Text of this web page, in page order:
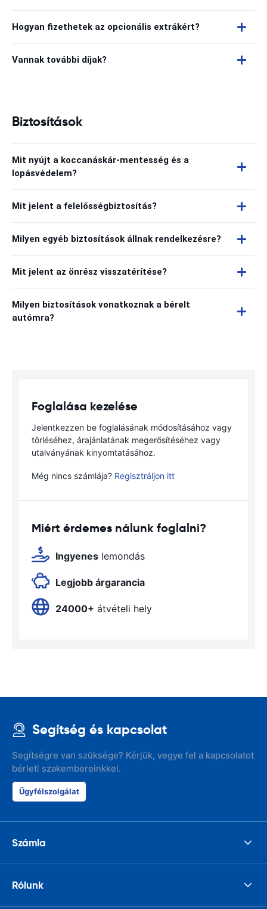
Hogyan fizethetek az opcionális extrákért?
Vannak további díjak?
Biztosítások
Mit nyújt a koccanáskár-mentesség és a
lopásvédelem?
Mit jelent a felelősségbiztosítás?
Milyen egyéb biztosítások állnak rendelkezésre?
Mit jelent az önrész visszatérítése?
Milyen biztosítások vonatkoznak a bérelt
autómra?
Foglalása kezelése
Jelentkezzen be foglalásának módosításához vagy
törléséhez, árajánlatának megerősítéséhez vagy
utalványának kinyomtatásához.
Még nincs számlája? Regisztráljon itt
Miért érdemes nálunk foglalni?
Ingyenes lemondás
Legjobb árgarancia
24000+ átvételi hely
Segítség és kapcsolat
Segítségre van szüksége? Kérjük, vegye fel a kapcsolatot
bérleti szakembereinkkel.
Ügyfélszolgálat
Számla
Rólunk